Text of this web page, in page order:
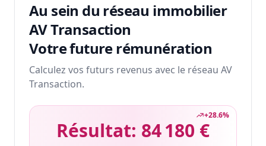
Au sein du réseau immobilier
AV Transaction
Votre future rémunération
Calculez vos futurs revenus avec le réseau AV
Transaction.
+28.6%
Résultat: 84 180 €